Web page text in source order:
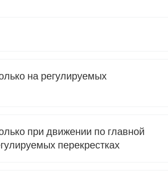
на регулируемых
при движении по главной
перекрестках